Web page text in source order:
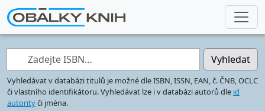
Zadejte ISBN… Vyhledat
Vyhledávat v databázi titulů je možné dle ISBN, ISSN, EAN, č. ČNB, OCLC
či vlastního identifikátoru. Vyhledávat lze i v databázi autorů dle id
autorityči jména.